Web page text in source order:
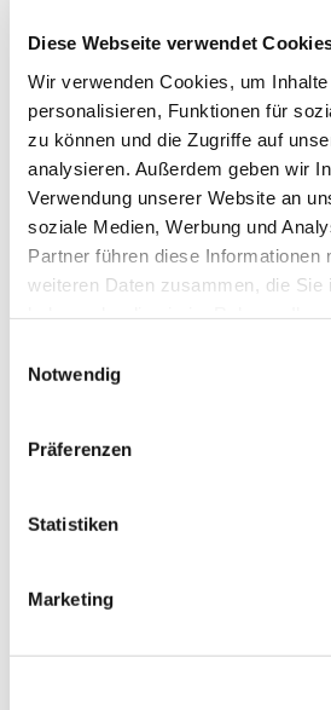
Diese Webseite verwendet
Wir verwenden Cookies, um
personalisieren, Funktionen für
zu können und die Zugriffe auf
analysieren. Außerdem geben wir
Verwendung unserer Website an
soziale Medien, Werbung und
Partner führen diese Informationen
weiteren Daten zusammen, die Sie
Notwendig
Präferenzen
Statistiken
Marketing
Dies könnte Sie